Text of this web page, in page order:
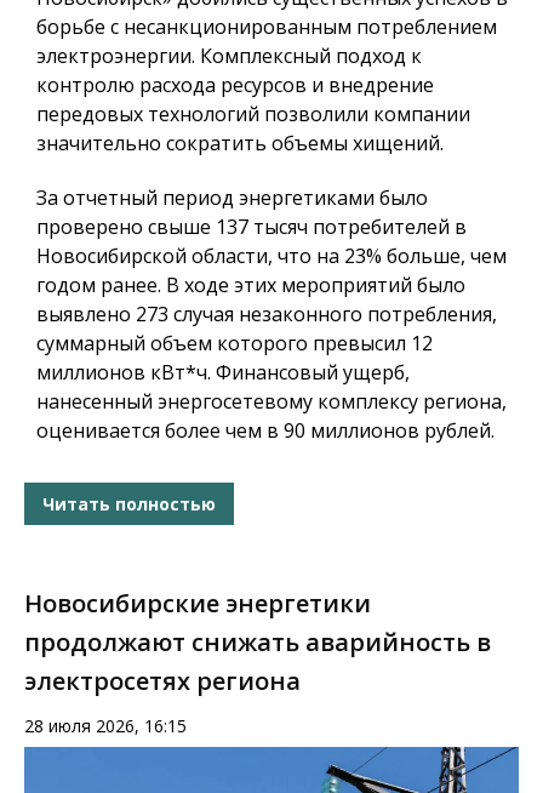
борьбе с несанкционированным потреблением
электроэнергии. Комплексный подход к
контролю расхода ресурсов и внедрение
передовых технологий позволили компании
значительно сократить объемы хищений.
За отчетный период энергетиками было
проверено свыше 137 тысяч потребителей в
Новосибирской области, что на 23% больше, чем
годом ранее. В ходе этих мероприятий было
выявлено 273 случая незаконного потребления,
суммарный объем которого превысил 12
миллионов кВт*ч. Финансовый ущерб,
нанесенный энергосетевому комплексу региона,
оценивается более чем в 90 миллионов рублей.
Читать полностью
Новосибирские энергетики
продолжают снижать аварийность в
электросетях региона
28 июля 2026, 16:15